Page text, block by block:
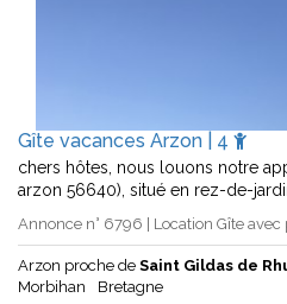
Gîte vacances Arzon | 4
chers hôtes, nous louons notre
arzon 56640), situé en rez-de-
Annonce n° 6796 | Location Gîte avec
Arzon proche de Saint Gildas de
Morbihan
Bretagne